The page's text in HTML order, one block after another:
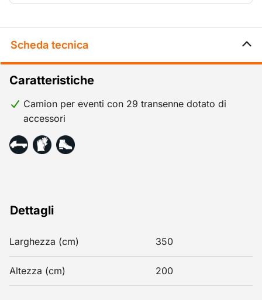
Scheda tecnica
Dettagli
Larghezza (cm) 350
Altezza (cm) 200
Caratteristiche
Camion per eventi con 29 transenne dotato di
accessori